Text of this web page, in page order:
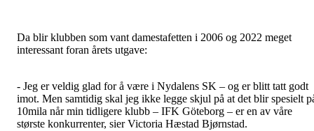
Da blir klubben som vant damestafetten i 2006 og 2022 meget
interessant foran årets utgave:
- Jeg er veldig glad for å være i Nydalens SK – og er blitt tatt godt
imot. Men samtidig skal jeg ikke legge skjul på at det blir spesielt
10mila når min tidligere klubb – IFK Göteborg – er en av våre
største konkurrenter, sier Victoria Hæstad Bjørnstad.